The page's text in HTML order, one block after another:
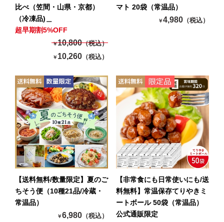
比べ（笠間・山県・京都）
（冷凍品)＿
超早期割5%OFF
￥10,800（税込）
￥ 10,260 （税込）
マト 20袋（常温品）
￥4,980 （税込）
【送料無料/数量限定】夏のご
ちそう便（10種21品/冷蔵・
常温品）
￥6,980 （税込）
【非常食にも日常使いにも/送
料無料】常温保存てりやきミ
ートボール 50袋（常温品）
公式通販限定